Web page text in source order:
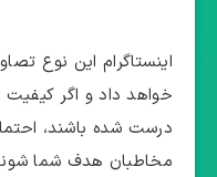
اینستاگرام این نوع
خواهد داد و اگر کیفیت
درست شده باشند،
مخاطبان هدف شما